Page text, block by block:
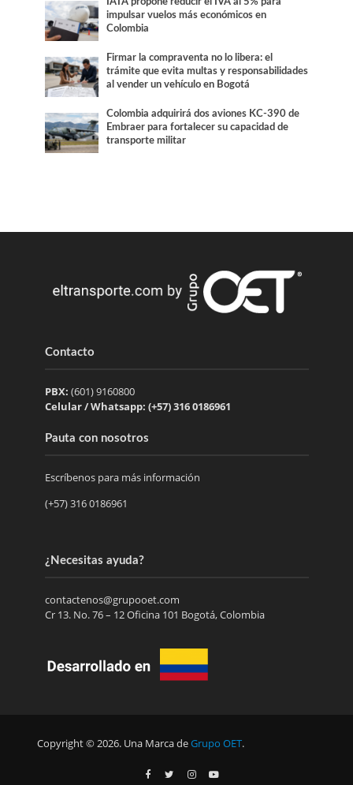
impulsar vuelos más económicos en
Colombia
Firmar la compraventa no lo libera: el
trámite que evita multas y responsabilidades
al vender un vehículo en Bogotá
Colombia adquirirá dos aviones KC-390 de
Embraer para fortalecer su capacidad de
transporte militar
Contacto
PBX: (601) 9160800
Celular / Whatsapp: (+57) 316 0186961
Pauta con nosotros
Escríbenos para más información
(+57) 316 0186961
¿Necesitas ayuda?
contactenos@grupooet.com
Cr 13. No. 76 – 12 Oficina 101 Bogotá, Colombia
Copyright © 2026. Una Marca deGrupo OET.